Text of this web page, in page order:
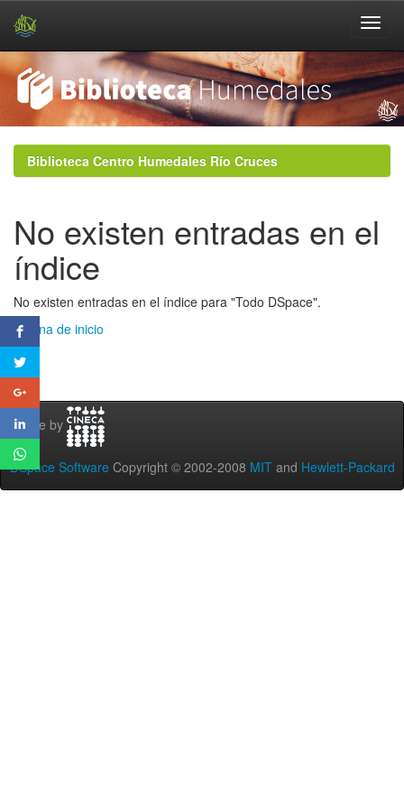
navigationBiblioteca Centro Humedales Río Cruces
No existen entradas en el
índice
No existen entradas en el índice para "Todo DSpace".
Página de inicio
Theme by
DSpace Software Copyright © 2002-2008 MIT and Hewlett-Packard